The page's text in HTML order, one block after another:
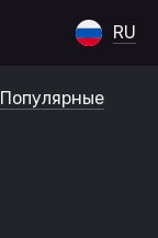
RU
Популярные